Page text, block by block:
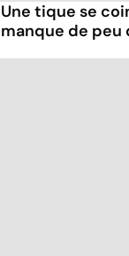
Une tique se
manque de peu